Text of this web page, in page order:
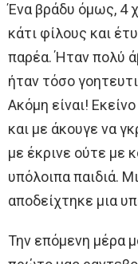
Ένα βράδυ όμως, 4
κάτι φίλους και
παρέα. Ήταν πολύ
ήταν τόσο
Ακόμη είναι!
και με άκουγε να
με έκρινε ούτε με
υπόλοιπα παιδιά.
αποδείχτηκε μια
Την επόμενη μέρα